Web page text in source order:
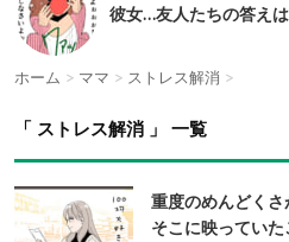
彼女…友人たちの答え
ホーム > ママ > ストレス解消 >
「 ストレス解消 」 一覧
重度のめんどくさ
そこに映ってい